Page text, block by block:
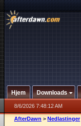
Hjem Downloads
8/6/2026 7:48:12 AM
AfterDawn > Nedlastinger